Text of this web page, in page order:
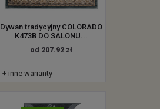
Dywan tradycyjny COLORADO
K473B DO SALONU...
od 207.92 zł
+ inne warianty